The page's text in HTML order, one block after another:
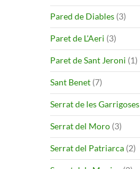
Pared de Diables (3)
Paret de L'Aeri (3)
Paret de Sant Jeroni (1)
Sant Benet (7)
Serrat de les Garrigoses
Serrat del Moro (3)
Serrat del Patriarca (2)